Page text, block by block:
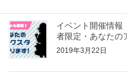
イベント開催情報
者限定・あなたの
2019年3月22日